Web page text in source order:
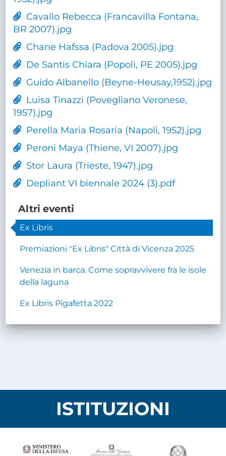
Cavallo Rebecca (Francavilla Fontana,
BR 2007).jpg
Chane Hafssa (Padova 2005).jpg
De Santis Chiara (Popoli, PE 2005).jpg
Guido Albanello (Beyne-Heusay,1952).jpg
Luisa Tinazzi (Povegliano Veronese,
1957).jpg
Perella Maria Rosaria (Napoli, 1952).jpg
Peroni Maya (Thiene, VI 2007).jpg
Stor Laura (Trieste, 1947).jpg
Depliant VI biennale 2024 (3).pdf
Altri eventi
Ex Libris
Premiazioni "Ex Libris" Città di Vicenza 2025
Venezia in barca. Come sopravvivere fra le isole
della laguna
Ex Libris Pigafetta 2022
ISTITUZIONI